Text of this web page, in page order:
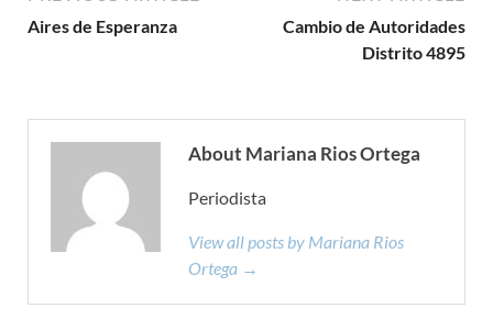
Aires de Esperanza
Cambio de Autoridades
Distrito 4895
About Mariana Rios Ortega
Periodista
View all posts by Mariana Rios
Ortega →